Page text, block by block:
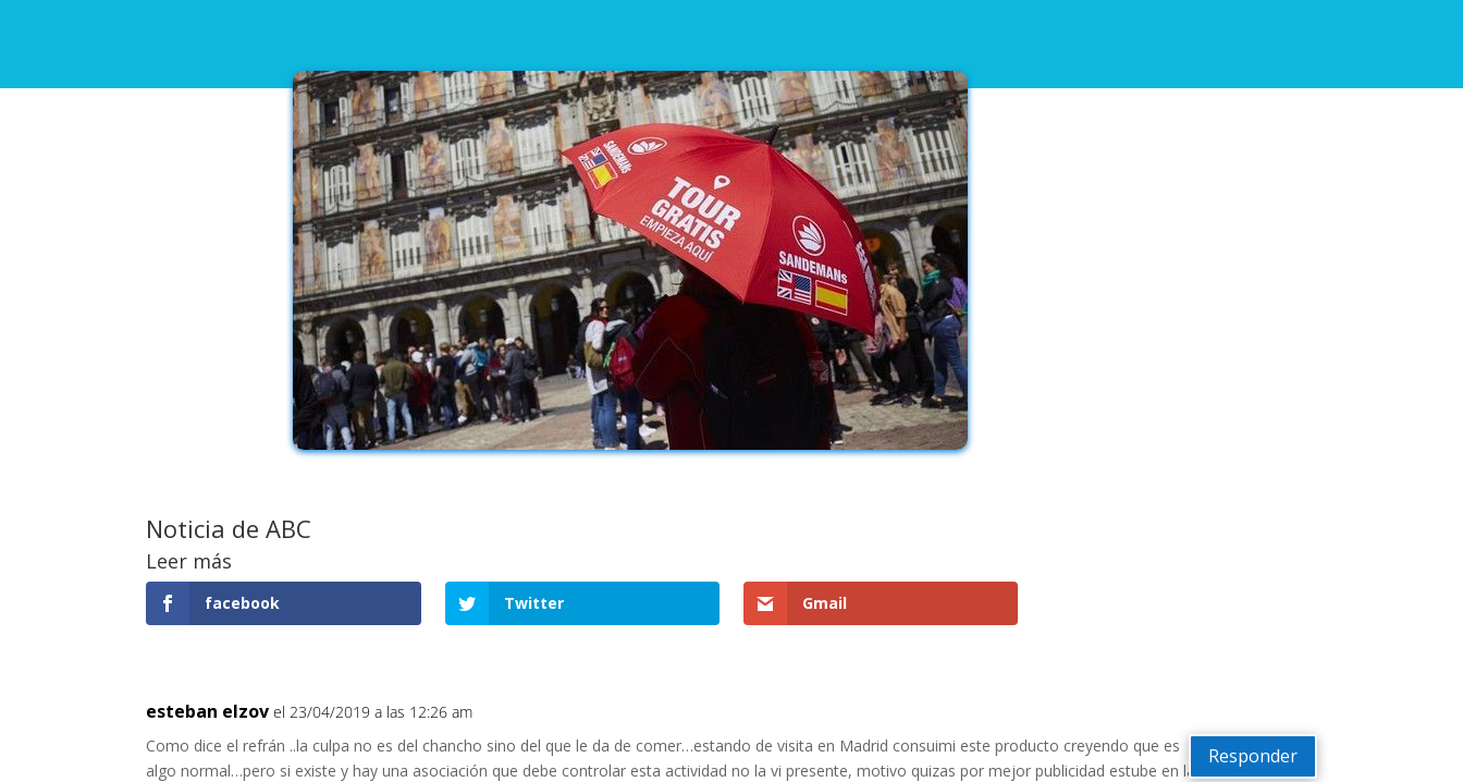
Noticia de ABC
Leer más
facebook Twitter Gmail
esteban elzov el 23/04/2019 a las 12:26 am
Como dice el refrán ..la culpa no es del chancho sino del que le da de comer…estando de visita en Madrid consuimi este producto creyendo que es
algo normal…pero si existe y hay una asociación que debe controlar esta actividad no la vi presente, motivo quizas por mejor publicidad estube en la
Responder